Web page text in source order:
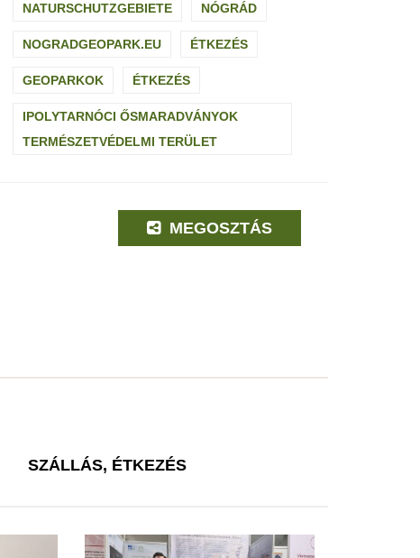
NATURSCHUTZGEBIETE NÓGRÁD
NOGRADGEOPARK.EU ÉTKEZÉS
GEOPARKOK ÉTKEZÉS
IPOLYTARNÓCI ŐSMARADVÁNYOK
TERMÉSZETVÉDELMI TERÜLET
MEGOSZTÁS
SZÁLLÁS, ÉTKEZÉS